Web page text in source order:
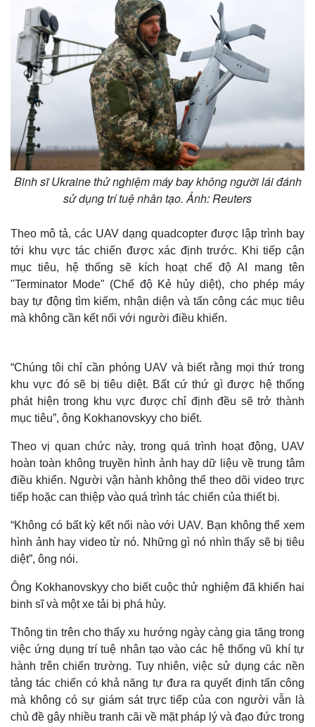
Thế giới
Quan sát
Cuộc sống đó đây
Multimedia
Video
Infographic
Binh sĩ Ukraine thử nghiệm máy bay không người lái đánh
sử dụng trí tuệ nhân tạo. Ảnh: Reuters
Theo mô tả, các UAV dạng quadcopter được lập trình bay
tới khu vực tác chiến được xác định trước. Khi tiếp cận
mục tiêu, hệ thống sẽ kích hoạt chế độ AI mang tên
"Terminator Mode" (Chế độ Kẻ hủy diệt), cho phép máy
bay tự động tìm kiếm, nhận diện và tấn công các mục tiêu
mà không cần kết nối với người điều khiển.
“Chúng tôi chỉ cần phóng UAV và biết rằng mọi thứ trong
khu vực đó sẽ bị tiêu diệt. Bất cứ thứ gì được hệ thống
phát hiện trong khu vực được chỉ định đều sẽ trở thành
mục tiêu”, ông Kokhanovskyy cho biết.
Theo vị quan chức này, trong quá trình hoạt động, UAV
hoàn toàn không truyền hình ảnh hay dữ liệu về trung tâm
điều khiển. Người vận hành không thể theo dõi video trực
tiếp hoặc can thiệp vào quá trình tác chiến của thiết bị.
“Không có bất kỳ kết nối nào với UAV. Bạn không thể xem
hình ảnh hay video từ nó. Những gì nó nhìn thấy sẽ bị tiêu
diệt”, ông nói.
Ông Kokhanovskyy cho biết cuộc thử nghiệm đã khiến hai
binh sĩ và một xe tải bị phá hủy.
Thông tin trên cho thấy xu hướng ngày càng gia tăng trong
việc ứng dụng trí tuệ nhân tạo vào các hệ thống vũ khí tự
hành trên chiến trường. Tuy nhiên, việc sử dụng các nền
tảng tác chiến có khả năng tự đưa ra quyết định tấn công
mà không có sự giám sát trực tiếp của con người vẫn là
chủ đề gây nhiều tranh cãi về mặt pháp lý và đạo đức trong